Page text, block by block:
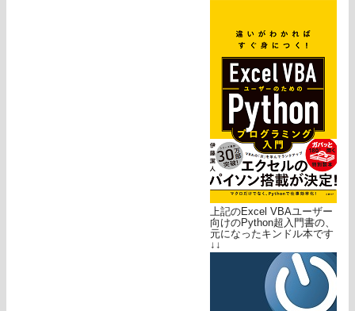
上記のExcel VBAユーザー
向けのPython超入門書の、
元になったキンドル本です
↓↓